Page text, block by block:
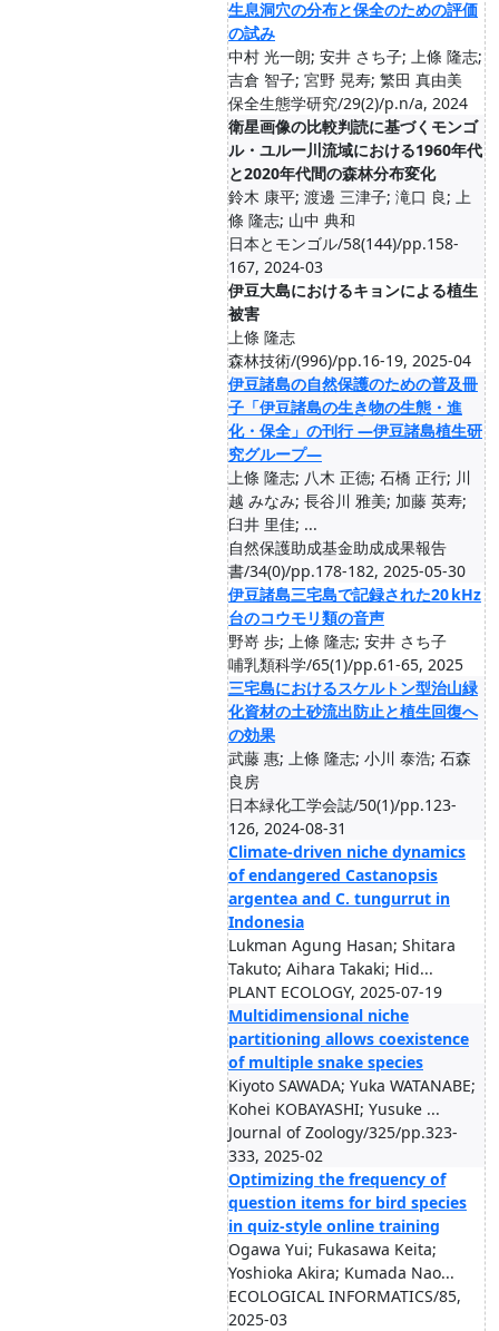
生息洞穴の分布と保全のための評価
の試み
中村 光一朗; 安井 さち子; 上條 隆志;
吉倉 智子; 宮野 晃寿; 繁田 真由美
保全生態学研究/29(2)/p.n/a, 2024
衛星画像の比較判読に基づくモンゴ
ル・ユルー川流域における1960年代
と2020年代間の森林分布変化
鈴木 康平; 渡邊 三津子; 滝口 良; 上
條 隆志; 山中 典和
日本とモンゴル/58(144)/pp.158-
167, 2024-03
伊豆大島におけるキョンによる植生
被害
上條 隆志
森林技術/(996)/pp.16-19, 2025-04
伊豆諸島の自然保護のための普及冊
子「伊豆諸島の生き物の生態・進
化・保全」の刊行 ―伊豆諸島植生研
究グループ―
上條 隆志; 八木 正徳; 石橋 正行; 川
越 みなみ; 長谷川 雅美; 加藤 英寿;
臼井 里佳; ...
自然保護助成基金助成成果報告
書/34(0)/pp.178-182, 2025-05-30
伊豆諸島三宅島で記録された20 kHz
台のコウモリ類の音声
野嵜 歩; 上條 隆志; 安井 さち子
哺乳類科学/65(1)/pp.61-65, 2025
三宅島におけるスケルトン型治山緑
化資材の土砂流出防止と植生回復へ
の効果
武藤 惠; 上條 隆志; 小川 泰浩; 石森
良房
日本緑化工学会誌/50(1)/pp.123-
126, 2024-08-31
Climate-driven niche dynamics
of endangered Castanopsis
argentea and C. tungurrut in
Indonesia
Lukman Agung Hasan; Shitara
Takuto; Aihara Takaki; Hid...
PLANT ECOLOGY, 2025-07-19
Multidimensional niche
partitioning allows coexistence
of multiple snake species
Kiyoto SAWADA; Yuka WATANABE;
Kohei KOBAYASHI; Yusuke ...
Journal of Zoology/325/pp.323-
333, 2025-02
Optimizing the frequency of
question items for bird species
in quiz-style online training
Ogawa Yui; Fukasawa Keita;
Yoshioka Akira; Kumada Nao...
ECOLOGICAL INFORMATICS/85,
2025-03